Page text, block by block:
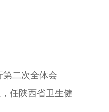
第二次全体会
任陕西省卫生健